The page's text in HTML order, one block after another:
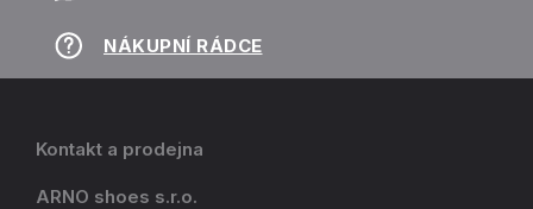
NÁKUPNÍ RÁDCE
Kontakt a prodejna
ARNO shoes s.r.o.